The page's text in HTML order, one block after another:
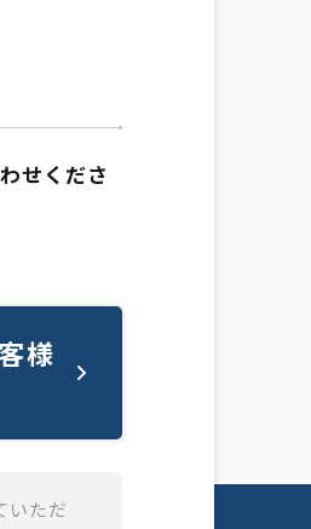
せくださ
様
いただ